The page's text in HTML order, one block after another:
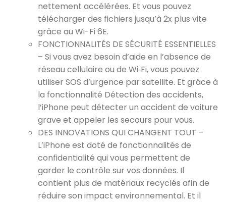
nettement accélérées. Et vous pouvez
télécharger des fichiers jusqu’à 2x plus vite
grâce au Wi-Fi 6E.
FONCTIONNALITÉS DE SÉCURITÉ ESSENTIELLES
– Si vous avez besoin d’aide en l’absence de
réseau cellulaire ou de Wi‑Fi, vous pouvez
utiliser SOS d’urgence par satellite. Et grâce à
la fonctionnalité Détection des accidents,
l’iPhone peut détecter un accident de voiture
grave et appeler les secours pour vous.
DES INNOVATIONS QUI CHANGENT TOUT –
L’iPhone est doté de fonctionnalités de
confidentialité qui vous permettent de
garder le contrôle sur vos données. Il
contient plus de matériaux recyclés afin de
réduire son impact environnemental. Et il